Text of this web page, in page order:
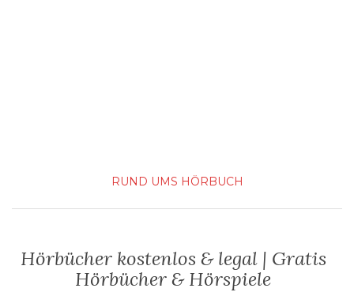
RUND UMS HÖRBUCH
Hörbücher kostenlos & legal | Gratis
Hörbücher & Hörspiele